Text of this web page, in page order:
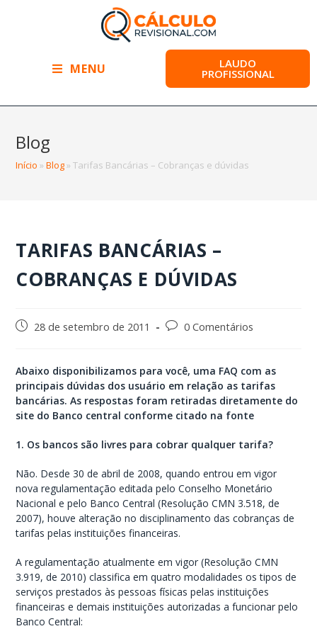
MENU LAUDO
PROFISSIONAL
Blog
Início »Blog»Tarifas Bancárias – Cobranças e dúvidas
TARIFAS BANCÁRIAS –
COBRANÇAS E DÚVIDAS
28 de setembro de 2011 0 Comentários
Abaixo disponibilizamos para você, uma FAQ com as
principais dúvidas dos usuário em relação as tarifas
bancárias. As respostas foram retiradas diretamente do
site do Banco central conforme citado na fonte
1. Os bancos são livres para cobrar qualquer tarifa?
Não. Desde 30 de abril de 2008, quando entrou em vigor
nova regulamentação editada pelo Conselho Monetário
Nacional e pelo Banco Central (Resolução CMN 3.518, de
2007), houve alteração no disciplinamento das cobranças de
tarifas pelas instituições financeiras.
A regulamentação atualmente em vigor (Resolução CMN
3.919, de 2010) classifica em quatro modalidades os tipos de
serviços prestados às pessoas físicas pelas instituições
financeiras e demais instituições autorizadas a funcionar pelo
Banco Central: